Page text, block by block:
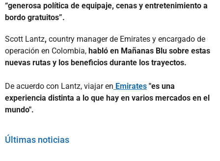
“generosa política de equipaje, cenas y entretenimiento a
bordo gratuitos”.
Scott Lantz, country manager de Emirates y encargado de
operación en Colombia, habló en Mañanas Blu sobre estas
nuevas rutas y los beneficios durante los trayectos.
De acuerdo con Lantz, viajar en Emirates "es una
experiencia distinta a lo que hay en varios mercados en el
mundo".
Últimas noticias